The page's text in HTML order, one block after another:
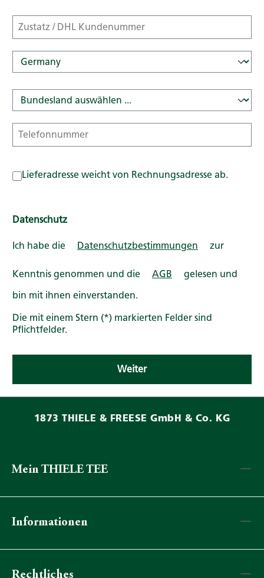
Lieferadresse weicht von Rechnungsadresse ab.
Datenschutz
Ich habe die Datenschutzbestimmungen zur
Kenntnis genommen und die AGB
gelesen und
bin mit ihnen einverstanden.
Die mit einem Stern (*) markierten Felder sind
Pflichtfelder.
Weiter
1873 THIELE & FREESE GmbH & Co. KG
Mein THIELE TEE
Informationen
Rechtliches